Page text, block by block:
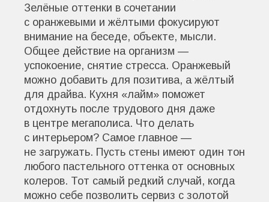
Зелёные оттенки в сочетании
с оранжевыми и жёлтыми фокусируют
внимание на беседе, объекте, мысли.
Общее действие на организм —
успокоение, снятие стресса. Оранжевый
можно добавить для позитива, а жёлтый
для драйва. Кухня «лайм» поможет
отдохнуть после трудового дня даже
в центре мегаполиса. Что делать
с интерьером? Самое главное —
не загружать. Пусть стены имеют один тон
любого пастельного оттенка от основных
колеров. Тот самый редкий случай, когда
можно себе позволить сервиз с золотой